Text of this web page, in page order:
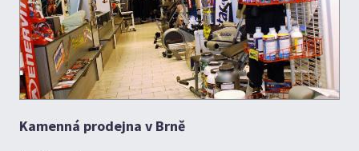
Kamenná prodejna v Brně